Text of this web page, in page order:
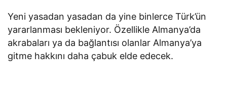
Yeni yasadan yasadan da yine binlerce Türk’ün
yararlanması bekleniyor. Özellikle Almanya’da
akrabaları ya da bağlantısı olanlar Almanya’ya
gitme hakkını daha çabuk elde edecek.